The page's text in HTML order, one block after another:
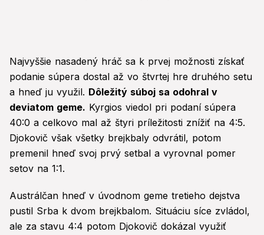
Najvyššie nasadený hráč sa k prvej možnosti získať
podanie súpera dostal až vo štvrtej hre druhého setu
a hneď ju využil. Dôležitý súboj sa odohral v
deviatom geme. Kyrgios viedol pri podaní súpera
40:0 a celkovo mal až štyri príležitosti znížiť na 4:5.
Djokovič však všetky brejkbaly odvrátil, potom
premenil hneď svoj prvý setbal a vyrovnal pomer
setov na 1:1.
Austrálčan hneď v úvodnom geme tretieho dejstva
pustil Srba k dvom brejkbalom. Situáciu síce zvládol,
ale za stavu 4:4 potom Djokovič dokázal využiť